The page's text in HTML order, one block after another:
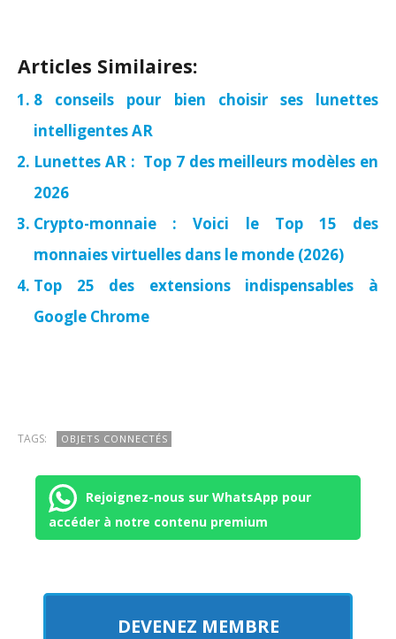
Articles Similaires:
8 conseils pour bien choisir ses lunettes
intelligentes AR
Lunettes AR : Top 7 des meilleurs modèles en
2026
Crypto-monnaie : Voici le Top 15 des
monnaies virtuelles dans le monde (2026)
Top 25 des extensions indispensables à
Google Chrome
TAGS: OBJETS CONNECTÉS
Rejoignez-nous sur WhatsApp pour
accéder à notre contenu premium
DEVENEZ MEMBRE